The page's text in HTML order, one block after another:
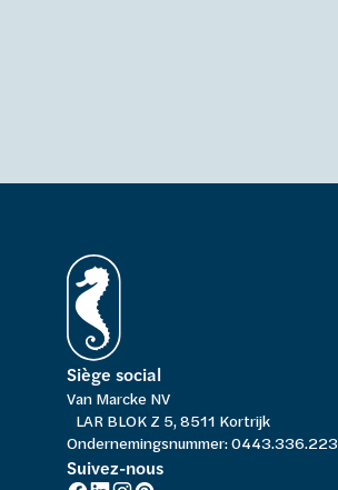
Siège social
Van Marcke NV
LAR BLOK Z 5, 8511 Kortrijk
Ondernemingsnummer: 0443.336.223
Suivez-nous